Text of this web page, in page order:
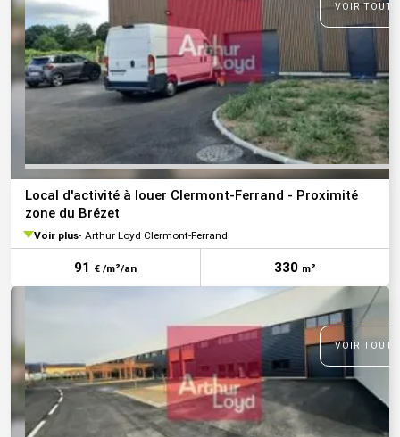
VOIR
Local d'activité à louer Clermont-Ferrand - Proximité
zone du Brézet
Voir plus Arthur Loyd Clermont-Ferrand
91 € /m²/an 330 m²
VOIR